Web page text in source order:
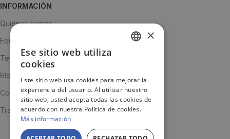
INFORMACIÓN
Quiénes somos
Equipo
Testimonios
Blog
Contacto
Trabaja con nosotros
JA
×
Ese sitio web utiliza
cookies
Este sitio web usa cookies para mejorar la
experiencia del usuario. Al utilizar nuestro
sitio web, usted acepta todas las cookies de
acuerdo con nuestra Política de cookies.
Más información